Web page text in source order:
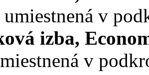
umiestnená v
izba,
v